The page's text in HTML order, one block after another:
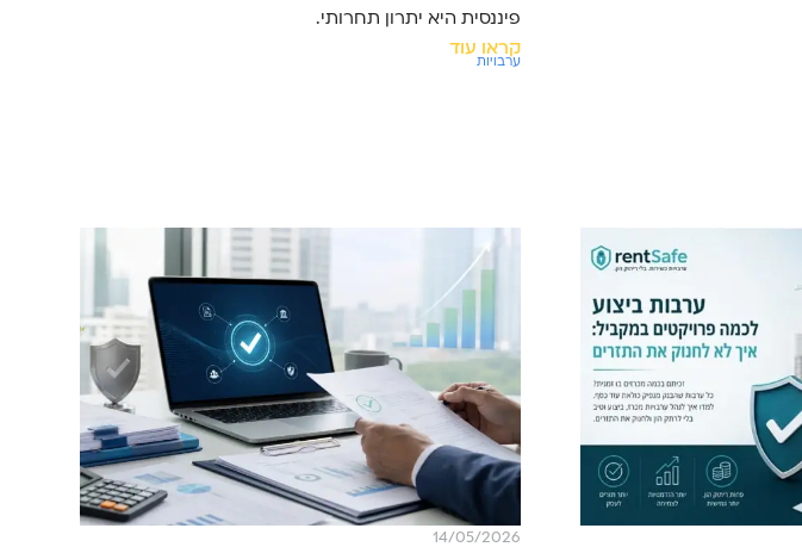
פיננסית היא יתרון תחרותי.
קראו עוד
ערבויות
14/05/2026